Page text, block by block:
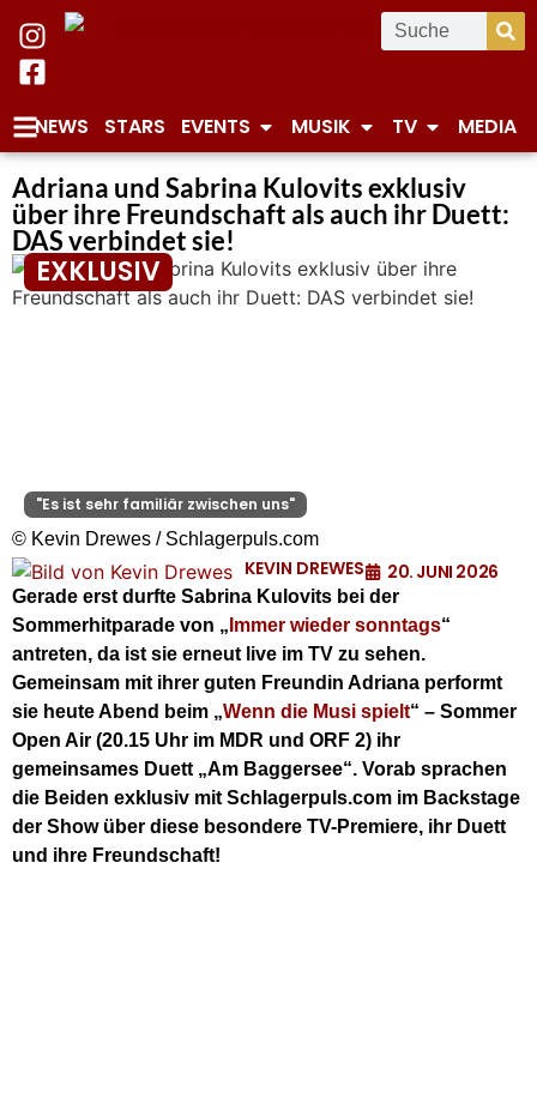
NEWS STARS EVENTS MUSIK TV MEDIA
Adriana und Sabrina Kulovits exklusiv
über ihre Freundschaft als auch ihr Duett:
DAS verbindet sie!
EXKLUSIV
"Es ist sehr familiär zwischen uns"
© Kevin Drewes / Schlagerpuls.com
KEVIN DREWES 20. JUNI 2026
Gerade erst durfte Sabrina Kulovits bei der
Sommerhitparade von „ Immer wieder sonntags“
antreten, da ist sie erneut live im TV zu sehen.
Gemeinsam mit ihrer guten Freundin Adriana performt
sie heute Abend beim „Wenn die Musi spielt“ – Sommer
Open Air (20.15 Uhr im MDR und ORF 2) ihr
gemeinsames Duett „Am Baggersee“. Vorab sprachen
die Beiden exklusiv mit Schlagerpuls.com im Backstage
der Show über diese besondere TV-Premiere, ihr Duett
und ihre Freundschaft!